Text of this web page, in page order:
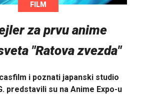
FILM
za prvu anime
"Ratova zvezda"
i poznati japanski studio
predstavili su na Anime Expo-u